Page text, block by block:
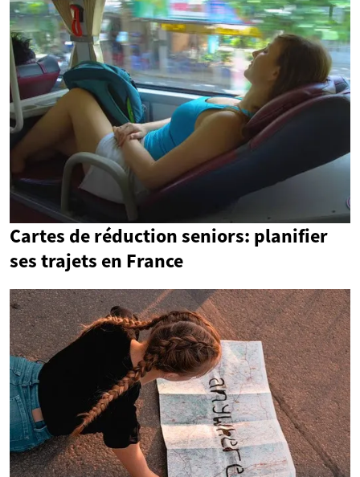
Cartes de réduction seniors: planifier
ses trajets en France